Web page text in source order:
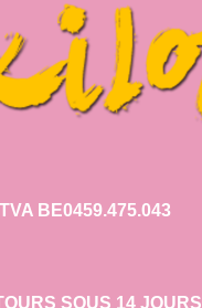
TVA BE0459.475.043
SOUS 14 JOURS